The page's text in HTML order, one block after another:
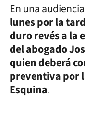
En una
lunes por la
duro revés a la
del abogado
quien deberá
preventiva por
Esquina.